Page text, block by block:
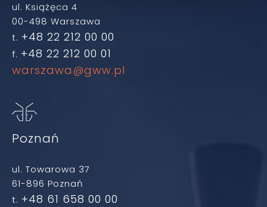
ul. Książęca 4
00-498 Warszawa
t. +48 22 212 00 00
f. +48 22 212 00 01
warszawa@gww.pl
Poznań
ul. Towarowa 37
61-896 Poznań
t. +48 61 658 00 00